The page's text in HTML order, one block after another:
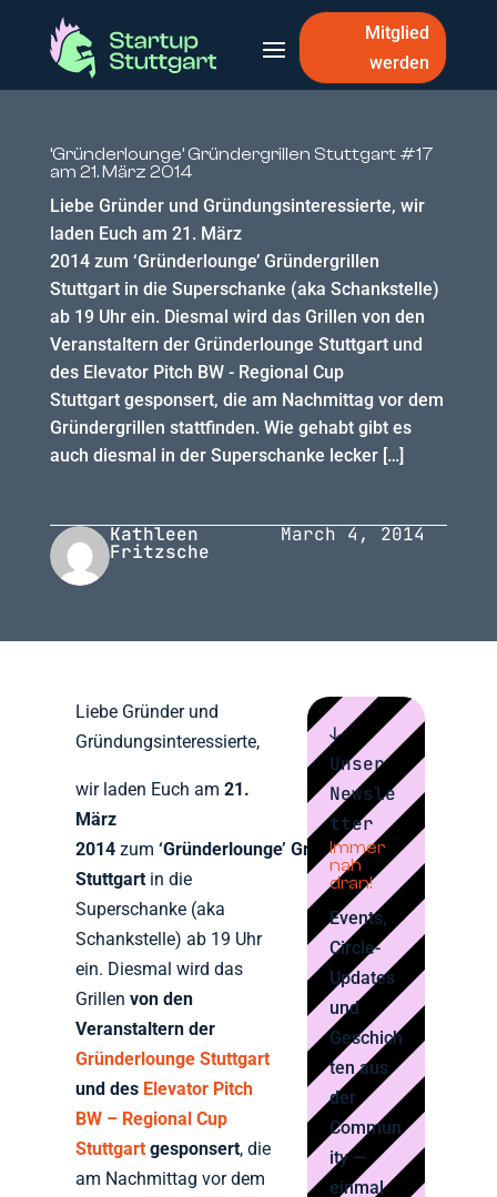
Mitglied
werden
‘Gründerlounge’ Gründergrillen Stuttgart #17
am 21. März 2014
Liebe Gründer und Gründungsinteressierte, wir
laden Euch am 21. März
2014 zum ‘Gründerlounge’ Gründergrillen
Stuttgart in die Superschanke (aka Schankstelle)
ab 19 Uhr ein. Diesmal wird das Grillen von den
Veranstaltern der Gründerlounge Stuttgart und
des Elevator Pitch BW - Regional Cup
Stuttgart gesponsert, die am Nachmittag vor dem
Gründergrillen stattfinden. Wie gehabt gibt es
auch diesmal in der Superschanke lecker […]
Kathleen
Fritzsche
March 4, 2014
Liebe Gründer und
Gründungsinteressierte,
wir laden Euch am21.
März
2014 zum ‘Gründerlounge’ Gründergrillen
Stuttgart in die
Superschanke (aka
Schankstelle) ab 19 Uhr
ein. Diesmal wird das
Grillenvon den
Veranstaltern der
Gründerlounge Stuttgart
und des Elevator Pitch
BW – Regional Cup
Stuttgart gesponsert, die
am Nachmittag vor dem
↓
Unser
Newsle
tter
Immer
nah
dran!
Events,
Circle-
Updates
und
Geschich
ten aus
der
Commun
ity —
einmal